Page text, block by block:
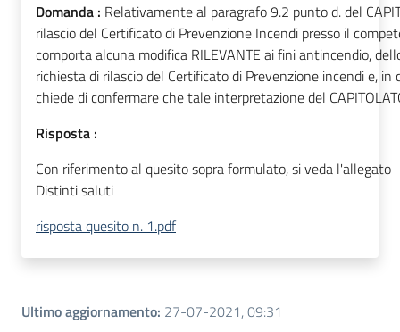
Domanda : Relativamente al paragrafo 9.2 punto d. del
rilascio del Certificato di Prevenzione Incendi presso il
comporta alcuna modifica RILEVANTE ai fini antincendio,
richiesta di rilascio del Certificato di Prevenzione incendi e,
chiede di confermare che tale interpretazione del
Risposta :
Con riferimento al quesito sopra formulato, si veda l'allegato
Distinti saluti
risposta quesito n. 1.pdf
Ultimo aggiornamento: 27-07-2021, 09:31